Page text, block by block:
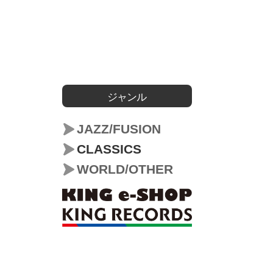
ジャンル
JAZZ/FUSION
CLASSICS
WORLD/OTHER